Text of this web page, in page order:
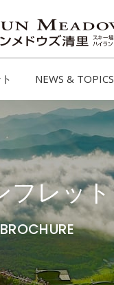
NEWS & TOPICS
フレット
BROCHURE